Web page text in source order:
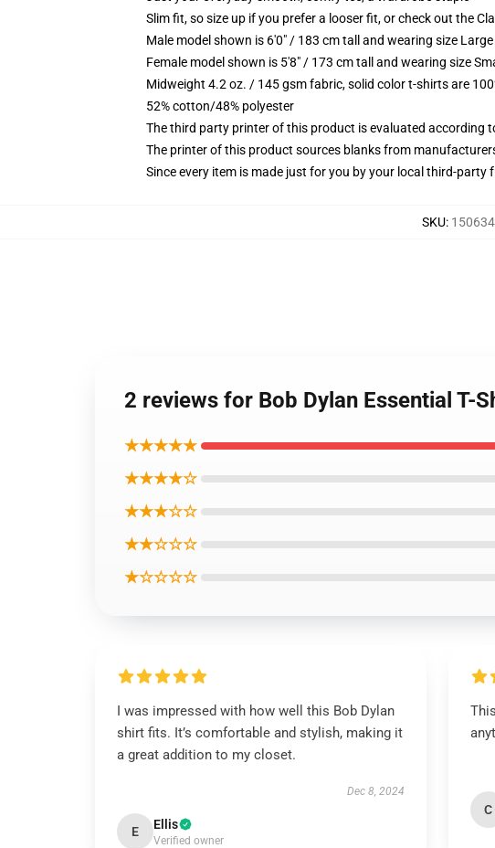
Slim fit, so size up if you prefer a looser fit, or check out the
Male model shown is 6'0" / 183 cm tall and wearing size Large
Female model shown is 5'8" / 173 cm tall and wearing size
Midweight 4.2 oz. / 145 gsm fabric, solid color t-shirts are
52% cotton/48% polyester
The third party printer of this product is evaluated
The printer of this product sources blanks from
Since every item is made just for you by your local third-
SKU:
2 reviews for Bob Dylan Essential T-
★★★★★
★★★★☆
★★★☆☆
★★☆☆☆
★☆☆☆☆
I was impressed with how well this Bob Dylan
shirt fits. It’s comfortable and stylish, making it
a great addition to my closet.
Dec 8, 2024
E Ellis
Verified owner
C